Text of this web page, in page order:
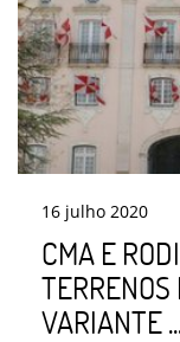
16 julho 2020
CMA E
VARIANTE